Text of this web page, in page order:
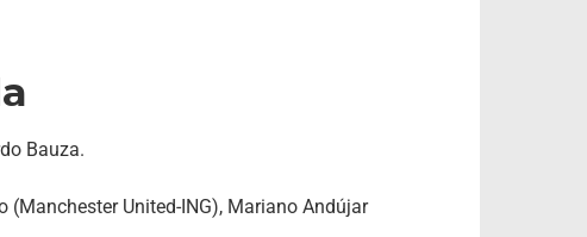
Bauza.
(Manchester United-ING), Mariano Andújar